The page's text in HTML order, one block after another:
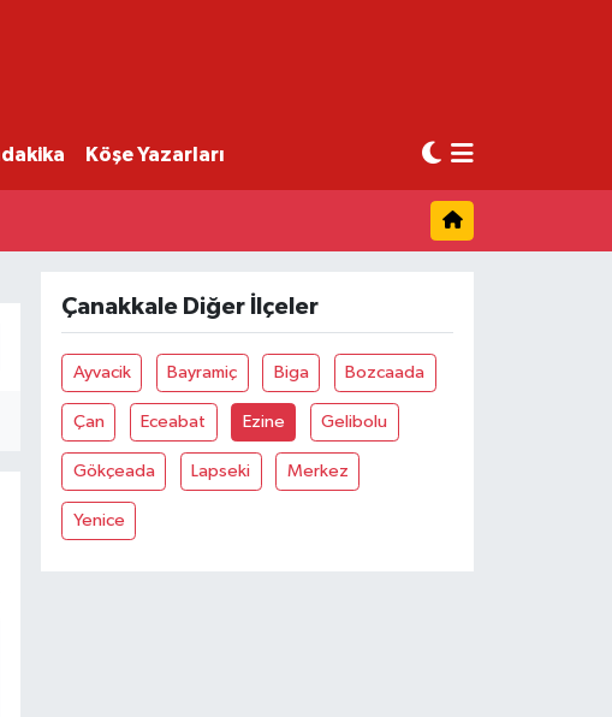
Köşe Yazarları
Çanakkale Diğer İlçeler
Ayvacik Bayramiç Biga Bozcaada
Çan Eceabat Ezine Gelibolu
Gökçeada Lapseki Merkez
Yenice